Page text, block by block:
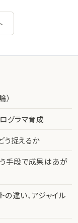
グラマ育成
う捉えるか
う手段で成果はあが
の違い、アジャイル